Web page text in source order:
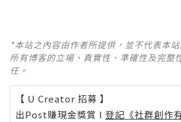
*本站之內容由作者所提供，並不代表本
所有博客的立場、真實性、準確性及完整
任。
【 U Creator 招募 】
出Post賺現金獎賞 l 登記《社群創作